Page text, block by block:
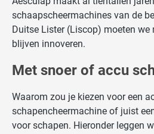
schaapscheermachines van de
Duitse Lister (Liscop) moeten we
blijven innoveren.
Met snoer of accu
Waarom zou je kiezen voor een
schapencheermachine of juist
voor schapen. Hieronder leggen